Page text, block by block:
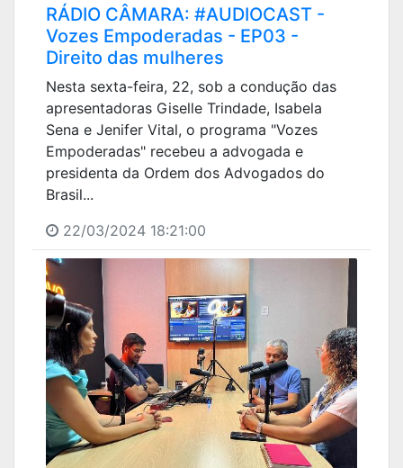
RÁDIO CÂMARA: #AUDIOCAST -
Vozes Empoderadas - EP03 -
Direito das mulheres
Nesta sexta-feira, 22, sob a condução das
apresentadoras Giselle Trindade, Isabela
Sena e Jenifer Vital, o programa "Vozes
Empoderadas" recebeu a advogada e
presidenta da Ordem dos Advogados do
Brasil...
22/03/2024 18:21:00